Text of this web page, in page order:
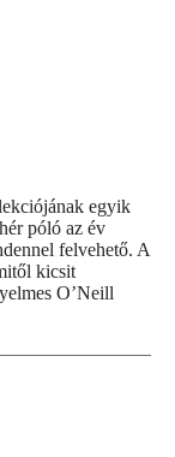
egyik
póló az év
felvehető. A
kicsit
O’Neill